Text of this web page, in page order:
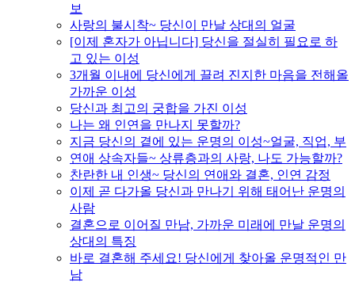
보
사랑의 불시착~ 당신이 만날 상대의 얼굴
[이제 혼자가 아닙니다] 당신을 절실히 필요로 하
고 있는 이성
3개월 이내에 당신에게 끌려 진지한 마음을 전해올
가까운 이성
당신과 최고의 궁합을 가진 이성
나는 왜 인연을 만나지 못할까?
지금 당신의 곁에 있는 운명의 이성~얼굴, 직업, 부
연애 상속자들~ 상류층과의 사랑, 나도 가능할까?
찬란한 내 인생~ 당신의 연애와 결혼, 인연 감정
이제 곧 다가올 당신과 만나기 위해 태어난 운명의
사람
결혼으로 이어질 만남, 가까운 미래에 만날 운명의
상대의 특징
바로 결혼해 주세요! 당신에게 찾아올 운명적인 만
남